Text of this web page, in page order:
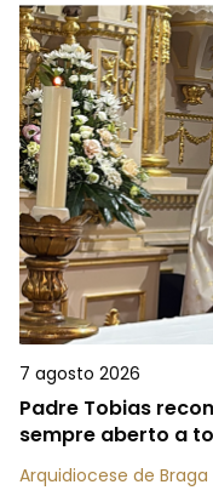
7 agosto 2026
Padre Tobias
sempre aberto a
Arquidiocese de Braga